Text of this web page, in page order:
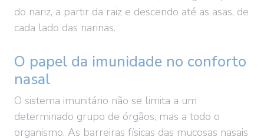
do nariz, a partir da raiz e descendo até as asas, de
cada lado das narinas.
O papel da imunidade no conforto
nasal
O sistema imunitário não se limita a um
determinado grupo de órgãos, mas a todo o
organismo. As barreiras físicas das mucosas nasais